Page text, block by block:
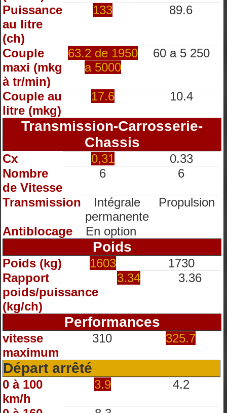
Puissance
au litre
(ch)
133 89.6
Couple
maxi (mkg
à tr/min)
63.2 de 1950
a 5000
60 a 5 250
Couple au
litre (mkg)
17.6 10.4
Transmission-Carrosserie-
Chassis
Cx 0,31
0.33
Nombre
de Vitesse
6 6
Transmission
Intégrale
permanente
Propulsion
Antiblocage En option
Poids
Poids (kg) 1603
1730
Rapport
poids/puissance
(kg/ch)
3.34 3.36
Performances
vitesse
maximum
310 325.7
Départ arrêté
0 à 100
km/h
3.9 4.2